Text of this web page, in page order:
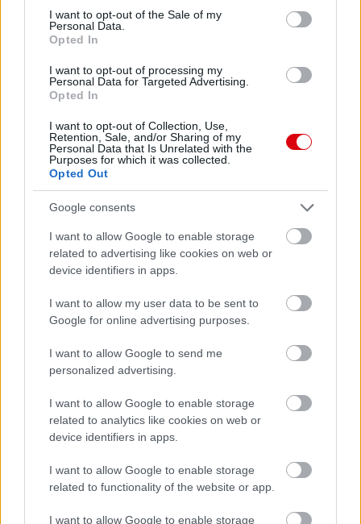
consent section.
I want to opt-out of the Sale of my
Personal Data.
Opted In
I want to opt-out of processing my
Personal Data for Targeted Advertising.
Opted In
I want to opt-out of Collection, Use,
Retention, Sale, and/or Sharing of my
Personal Data that Is Unrelated with the
Purposes for which it was collected.
Opted Out
Google consents
I want to allow Google to enable storage
related to advertising like cookies on web or
device identifiers in apps.
I want to allow my user data to be sent to
Google for online advertising purposes.
I want to allow Google to send me
personalized advertising.
I want to allow Google to enable storage
related to analytics like cookies on web or
device identifiers in apps.
I want to allow Google to enable storage
related to functionality of the website or app.
I want to allow Google to enable storage
AC MilanvsManchester United2026-08-15 18:00
Támogatás
Kapcsolódó hírek
SIR ALEX FERGUSON
FLETCHER "SZÜRREÁLIS"
HETÉRŐL, BRUNORÓL ÉS A
VISSZAHOZÁSÁRÓL